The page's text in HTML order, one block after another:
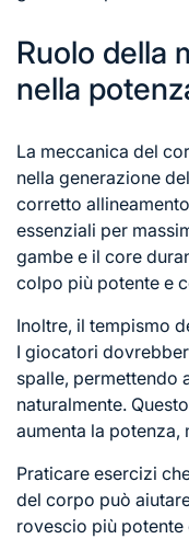
Ruolo della
nella
La meccanica del
nella generazione
corretto
essenziali per
gambe e il core
colpo più potente e
Inoltre, il tempismo
I giocatori
spalle, permettendo
naturalmente.
aumenta la potenza,
Praticare esercizi
del corpo può
rovescio più